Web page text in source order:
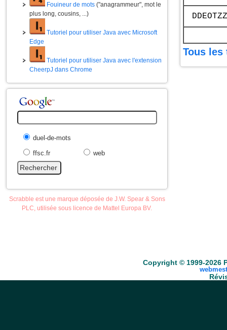
Fouineur de mots ("anagrammeur", mot le
plus long, cousins, ...)
Tutoriel pour utiliser Java avec Microsoft
Edge
Tutoriel pour utiliser Java avec l'extension
CheerpJ dans Chrome
duel-de-mots
ffsc.fr
web
Scrabble est une marque déposée de J.W. Spear & Sons
PLC, utilisée sous licence de Mattel Europa BV.
DDEOTZZ
Tous les
Copyright © 1999-2026